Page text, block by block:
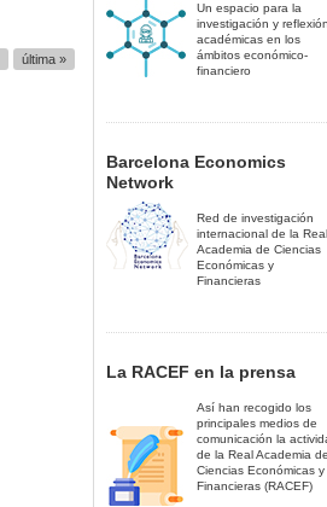
última »
Un espacio para la
investigación y reflexión
académicas en los
ámbitos económico-
financiero
Barcelona Economics
Network
Red de investigación
internacional de la Real
Academia de Ciencias
Económicas y
Financieras
La RACEF en la prensa
Así han recogido los
principales medios de
comunicación la
de la Real Academia de
Ciencias Económicas y
Financieras (RACEF)